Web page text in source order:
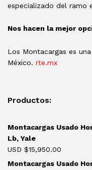
especializado del ramo
Nos hacen la mejor
Los Montacargas es
México. rte.mx
Productos:
Montacargas Usado
Lb, Yale
USD $15,950.00
Montacargas Usado